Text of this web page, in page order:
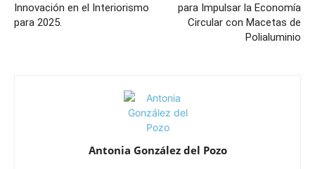
Innovación en el Interiorismo
para 2025.
para Impulsar la Economía
Circular con Macetas de
Polialuminio
Antonia González del Pozo